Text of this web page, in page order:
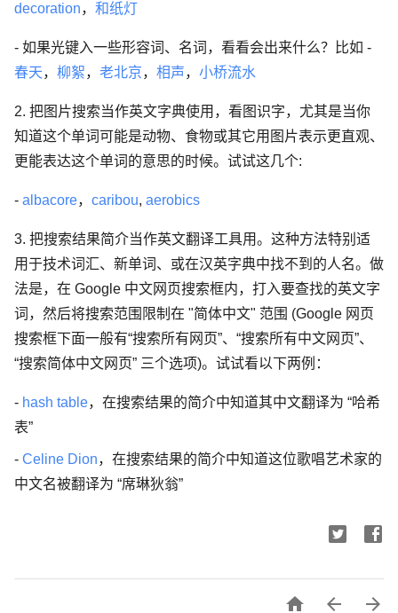
decoration， 和纸灯
- 如果光键入一些形容词、名词，看看会出来什么？比如 -
春天， 柳絮， 老北京， 相声， 小桥流水
2. 把图片搜索当作英文字典使用，看图识字，尤其是当你
知道这个单词可能是动物、食物或其它用图片表示更直观、
更能表达这个单词的意思的时候。试试这几个:
- albacore， caribou, aerobics
3. 把搜索结果简介当作英文翻译工具用。这种方法特别适
用于技术词汇、新单词、或在汉英字典中找不到的人名。做
法是，在 Google 中文网页搜索框内，打入要查找的英文字
词，然后将搜索范围限制在 "简体中文" 范围 (Google 网页
搜索框下面一般有“搜索所有网页”、“搜索所有中文网页”、
“搜索简体中文网页” 三个选项)。试试看以下两例：
- hash table，在搜索结果的简介中知道其中文翻译为 “哈希
表”
- Celine Dion，在搜索结果的简介中知道这位歌唱艺术家的
中文名被翻译为 “席琳狄翁”
  